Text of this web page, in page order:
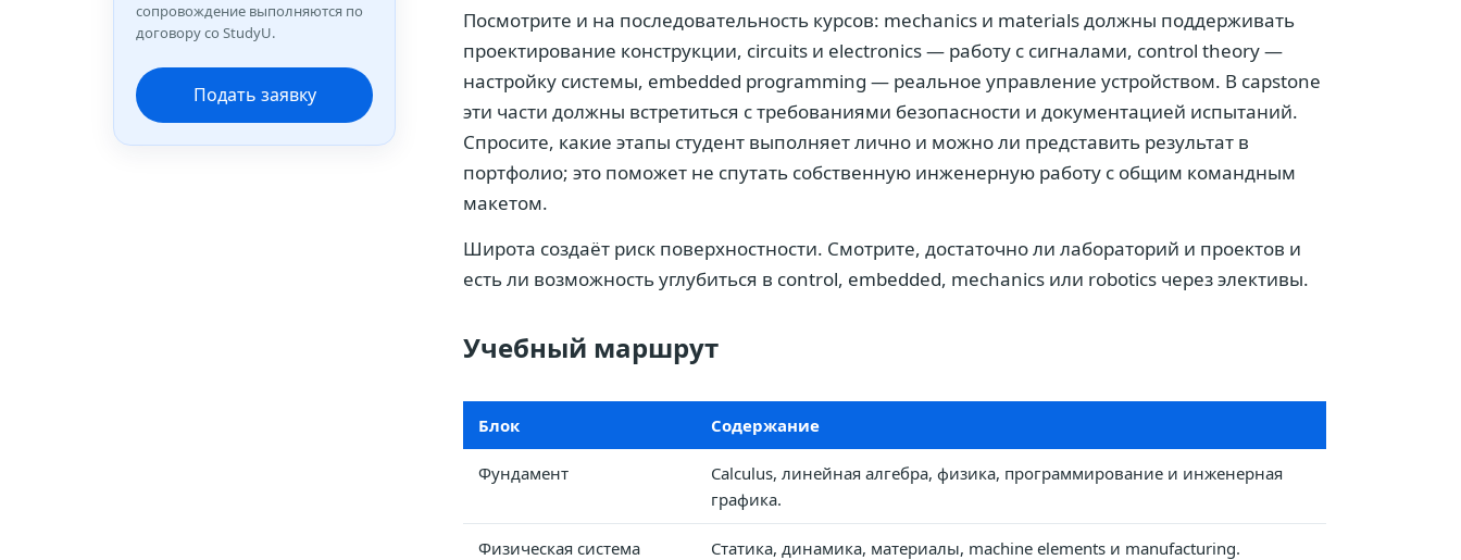
сопровождение выполняются по
договору со StudyU.
Подать заявку
Посмотрите и на последовательность курсов: mechanics и materials должны поддерживать
проектирование конструкции, circuits и electronics — работу с сигналами, control theory —
настройку системы, embedded programming — реальное управление устройством. В capstone
эти части должны встретиться с требованиями безопасности и документацией испытаний.
Спросите, какие этапы студент выполняет лично и можно ли представить результат в
портфолио; это поможет не спутать собственную инженерную работу с общим командным
макетом.
Широта создаёт риск поверхностности. Смотрите, достаточно ли лабораторий и проектов и
есть ли возможность углубиться в control, embedded, mechanics или robotics через элективы.
Учебный маршрут
Блок Содержание
Фундамент
Calculus, линейная алгебра, физика, программирование и инженерная
графика.
Физическая система Статика, динамика, материалы, machine elements и manufacturing.